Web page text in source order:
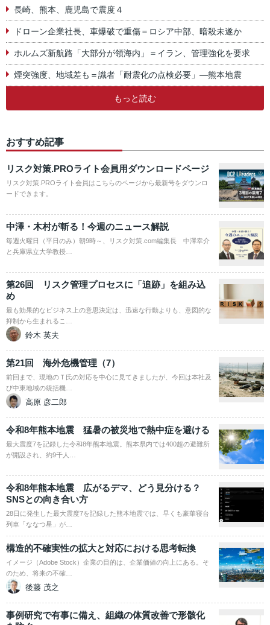
長崎、熊本、鹿児島で震度４
ドローン企業社長、車爆破で重傷＝ロシア中部、暗殺未遂か
ホルムズ新航路「大部分が領海内」＝イラン、管理強化を要求
煙突強度、地域差も＝識者「耐震化の点検必要」―熊本地震
もっと読む
おすすめ記事
リスク対策.PROライト会員用ダウンロードページ
リスク対策.PROライト会員はこちらのページから最新号をダウンロ
ードできます。
中澤・木村が斬る！今週のニュース解説
毎週火曜日（平日のみ）朝9時～、リスク対策.com編集長 中澤幸介
と兵庫県立大学教授…
第26回 リスク管理プロセスに「追跡」を組み込
め
最も効果的なビジネス上の意思決定は、迅速な行動よりも、意図的な
抑制から生まれるこ…
鈴木 英夫
第21回 海外危機管理（7）
前回まで、現地のＴ氏の対応を中心に見てきましたが、今回は本社及
び中東地域の統括機…
高原 彦二郎
令和8年熊本地震 猛暑の被災地で熱中症を避ける
最大震度7を記録した令和8年熊本地震。熊本県内では400超の避難所
が開設され、約9千人…
令和8年熊本地震 広がるデマ、どう見分ける？
SNSとの向き合い方
28日に発生した最大震度7を記録した熊本地震では、早くも豪華寝台
列車「ななつ星」が…
構造的不確実性の拡大と対応における思考転換
イメージ（Adobe Stock）企業の目的は、企業価値の向上にある。そ
のため、将来の不確…
後藤 茂之
事例研究で有事に備え、組織の体質改善で形骸化